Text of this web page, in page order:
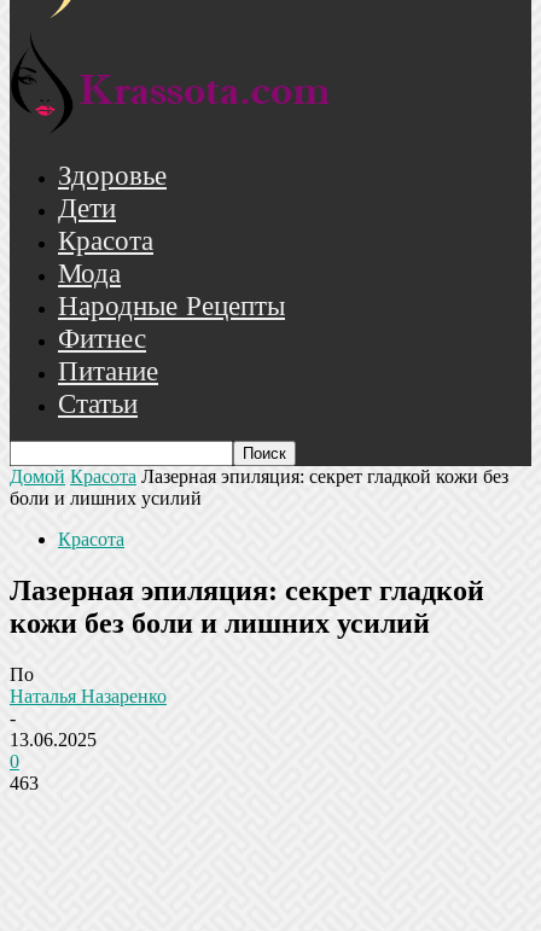
Здоровье
Дети
Красота
Мода
Народные Рецепты
Фитнес
Питание
Статьи
Домой Красота Лазерная эпиляция: секрет гладкой кожи без
боли и лишних усилий
Красота
Лазерная эпиляция: секрет гладкой
кожи без боли и лишних усилий
По
Наталья Назаренко
-
13.06.2025
0
463